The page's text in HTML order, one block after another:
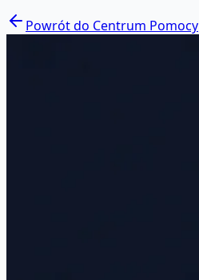
Powrót do Centrum Pomocy